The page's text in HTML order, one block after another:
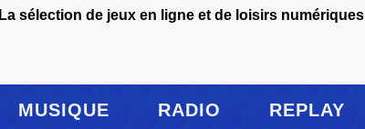
La sélection de jeux en ligne et de loisirs numériques
MUSIQUE RADIO REPLAY